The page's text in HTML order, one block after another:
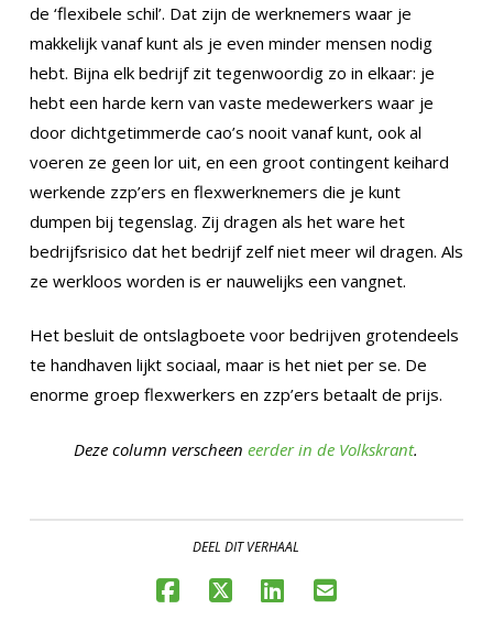
de ‘flexibele schil’. Dat zijn de werknemers waar je
makkelijk vanaf kunt als je even minder mensen nodig
hebt. Bijna elk bedrijf zit tegenwoordig zo in elkaar: je
hebt een harde kern van vaste medewerkers waar je
door dichtgetimmerde cao’s nooit vanaf kunt, ook al
voeren ze geen lor uit, en een groot contingent keihard
werkende zzp’ers en flexwerknemers die je kunt
dumpen bij tegenslag. Zij dragen als het ware het
bedrijfsrisico dat het bedrijf zelf niet meer wil dragen. Als
ze werkloos worden is er nauwelijks een vangnet.
Het besluit de ontslagboete voor bedrijven grotendeels
te handhaven lijkt sociaal, maar is het niet per se. De
enorme groep flexwerkers en zzp’ers betaalt de prijs.
Deze column verscheeneerder in de Volkskrant.
DEEL DIT VERHAAL